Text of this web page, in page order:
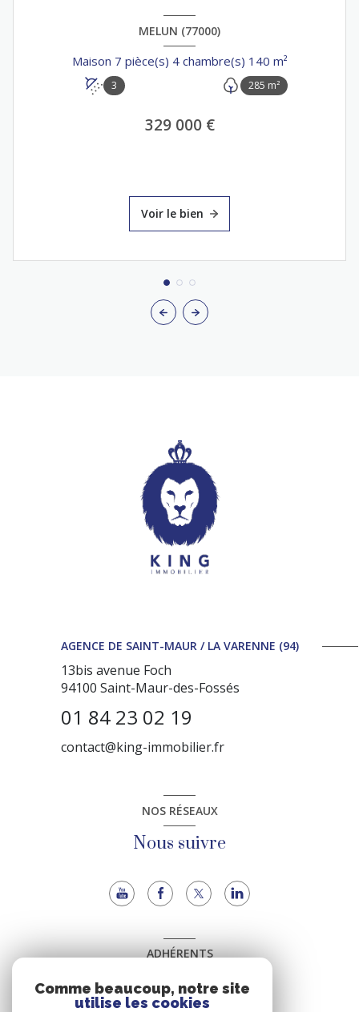
MELUN (77000)
Maison 7 pièce(s) 4 chambre(s) 140 m²
3 285 m²
329 000 €
Voir le bien
AGENCE DE SAINT-MAUR / LA VARENNE (94)
13bis avenue Foch
94100 Saint-Maur-des-Fossés
01 84 23 02 19
contact@king-immobilier.fr
NOS RÉSEAUX
Nous suivre
ADHÉRENTS
Nous adhérons
Comme beaucoup, notre site
utilise les cookies